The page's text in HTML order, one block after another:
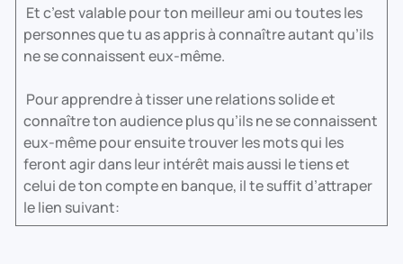
Et c’est valable pour ton meilleur ami ou toutes les
personnes que tu as appris à connaître autant qu’ils
ne se connaissent eux-même.
Pour apprendre à tisser une relations solide et
connaître ton audience plus qu’ils ne se connaissent
eux-même pour ensuite trouver les mots qui les
feront agir dans leur intérêt mais aussi le tiens et
celui de ton compte en banque, il te suffit d’attraper
le lien suivant: